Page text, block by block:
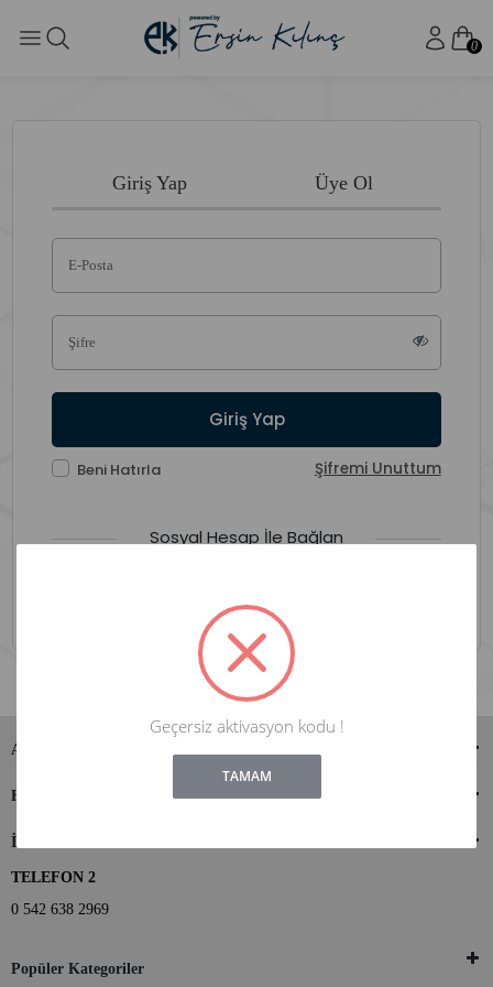
0
Giriş Yap Üye Ol
E-Posta
Şifre
Giriş Yap
Beni Hatırla Şifremi Unuttum
Sosyal Hesap İle Bağlan
ALIŞVERİŞ
HİZMETLER
İRTİBAT
TELEFON 2
0 542 638 2969
Popüler Kategoriler
Geçersiz aktivasyon kodu !
! Not valid!
TAMAM